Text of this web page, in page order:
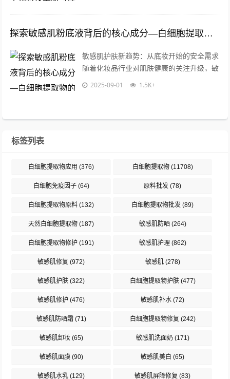
探索敏感肌粉底液背后的核心成分—白细胞提取物的奥秘与应用
敏感肌护肤新趋势：从底妆开始的安全需求
随着化妆品行业对肌肤健康的关注升级，敏
感肌粉底液逐渐成为市场新宠，据统计，全
2025-09-01 1.5K+
标签列表
白细胞提取物应用 (376) 白细胞提取物(11708)
白细胞免疫因子(64) 原料批发 (78)
白细胞提取物原料 (132) 白细胞提取物批发 (89)
天然白细胞提取物 (187) 敏感肌防晒(264)
白细胞提取物修护 (191) 敏感肌护理(862)
敏感肌修复 (972) 敏感肌(278)
敏感肌护肤 (322) 白细胞提取物护肤(477)
敏感肌修护 (476) 敏感肌补水 (72)
敏感肌防晒霜(71) 白细胞提取物修复 (242)
敏感肌卸妆(65) 敏感肌洗面奶(171)
敏感肌面膜(90) 敏感肌美白 (65)
敏感肌水乳 (129) 敏感肌屏障修复 (83)